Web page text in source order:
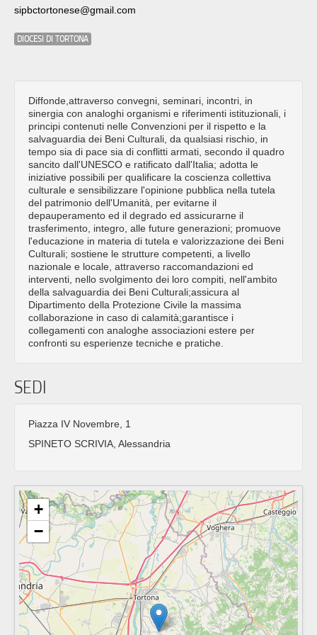
sipbctortonese@gmail.com
DIOCESI DI TORTONA
Diffonde,attraverso convegni, seminari, incontri, in
sinergia con analoghi organismi e riferimenti istituzionali, i
principi contenuti nelle Convenzioni per il rispetto e la
salvaguardia dei Beni Culturali, da qualsiasi rischio, in
tempo sia di pace sia di conflitti armati, secondo il quadro
sancito dall'UNESCO e ratificato dall'Italia; adotta le
iniziative possibili per qualificare la coscienza collettiva
culturale e sensibilizzare l'opinione pubblica nella tutela
del patrimonio dell'Umanità, per evitarne il
depauperamento ed il degrado ed assicurarne il
trasferimento, integro, alle future generazioni; promuove
l'educazione in materia di tutela e valorizzazione dei Beni
Culturali; sostiene le strutture competenti, a livello
nazionale e locale, attraverso raccomandazioni ed
interventi, nello svolgimento dei loro compiti, nell'ambito
della salvaguardia dei Beni Culturali;assicura al
Dipartimento della Protezione Civile la massima
collaborazione in caso di calamità;garantisce i
collegamenti con analoghe associazioni estere per
confronti su esperienze tecniche e pratiche.
SEDI
Piazza IV Novembre, 1
SPINETO SCRIVIA, Alessandria
+
−